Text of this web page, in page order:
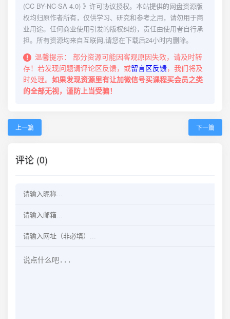
(CC BY-NC-SA 4.0) 》许可协议授权。本站提供的网盘资源版
权均归原作者所有，仅供学习、研究和参考之用，请勿用于商
业用途。任何商业使用引发的版权纠纷，责任由使用者自行承
担。所有资源均来自互联网,请您在下载后24小时内删除。
温馨提示：
部分资源可能因客观原因失效，请及时转
存！若发现问题请评论区反馈，或留言区反馈，我们将及
时处理。 如果发现资源里有让加微信号买课程买会员之类
的全部无视，谨防上当受骗！
上一篇 下一篇
评论 (0)